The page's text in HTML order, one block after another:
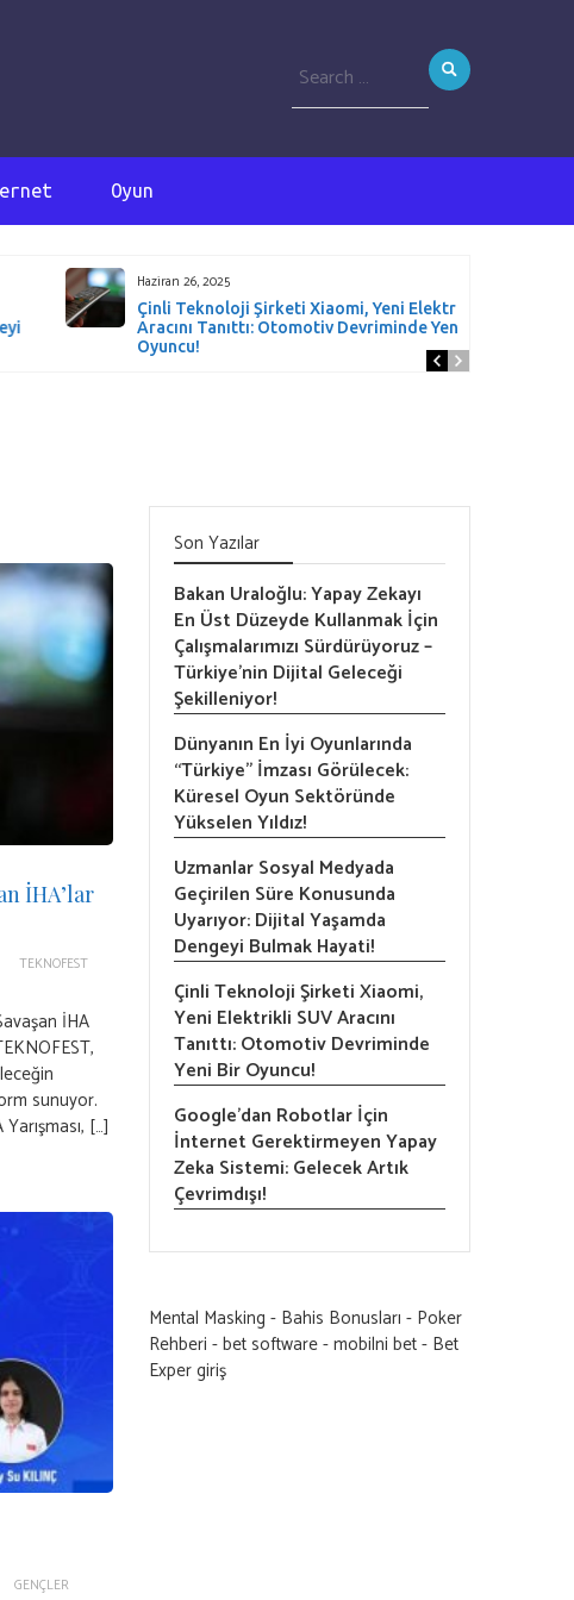
Search
Oyun
Haziran 26, 2025
Çinli Teknoloji Şirketi Xiaomi, Yeni Elektrikli SUV
Aracını Tanıttı: Otomotiv Devriminde Yeni Bir
Oyuncu!
İHA’lar
TEKNOFEST
İHA
sunuyor.
[…]
GENÇLER
Son Yazılar
Bakan Uraloğlu: Yapay Zekayı
En Üst Düzeyde Kullanmak İçin
Çalışmalarımızı Sürdürüyoruz –
Türkiye’nin Dijital Geleceği
Şekilleniyor!
Dünyanın En İyi Oyunlarında
“Türkiye” İmzası Görülecek:
Küresel Oyun Sektöründe
Yükselen Yıldız!
Uzmanlar Sosyal Medyada
Geçirilen Süre Konusunda
Uyarıyor: Dijital Yaşamda
Dengeyi Bulmak Hayati!
Çinli Teknoloji Şirketi Xiaomi,
Yeni Elektrikli SUV Aracını
Tanıttı: Otomotiv Devriminde
Yeni Bir Oyuncu!
Google’dan Robotlar İçin
İnternet Gerektirmeyen Yapay
Zeka Sistemi: Gelecek Artık
Çevrimdışı!
Mental Masking - Bahis Bonusları - Poker
Rehberi -bet software-mobilni bet- Bet
Exper giriş